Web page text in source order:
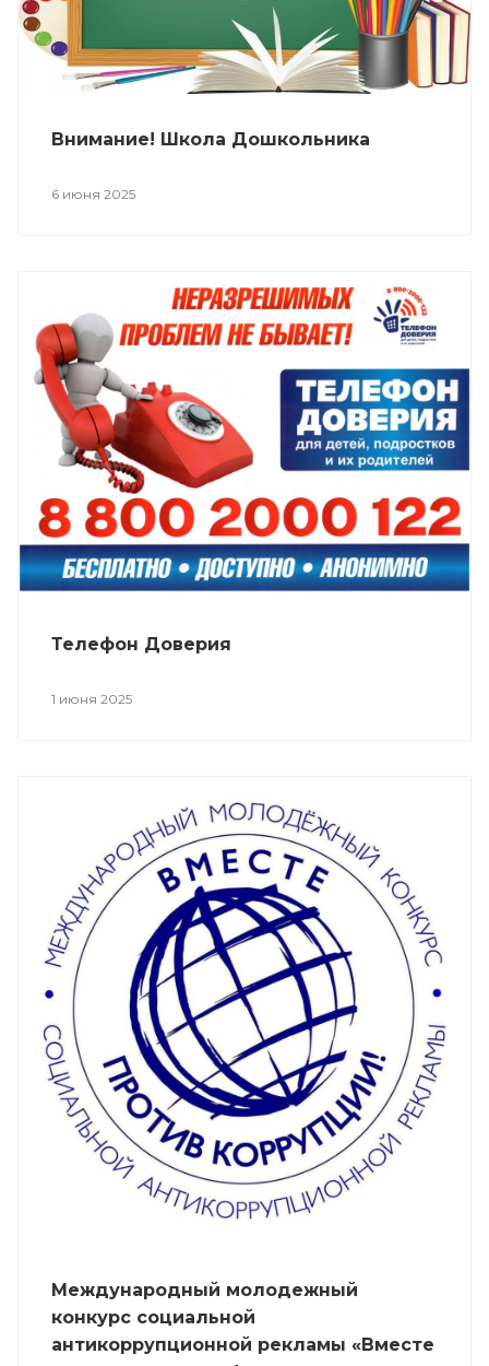
Внимание! Школа Дошкольника
6 июня 2025
Телефон Доверия
1 июня 2025
Международный молодежный
конкурс социальной
антикоррупционной рекламы «Вместе